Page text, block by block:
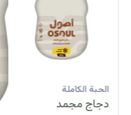
الحبة الكاملة
دجاج مجمد
الحبة الكاملة
دجاج مجمد